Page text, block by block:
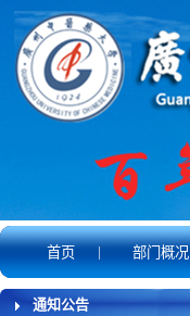
首页 | 部门概况
通知公告